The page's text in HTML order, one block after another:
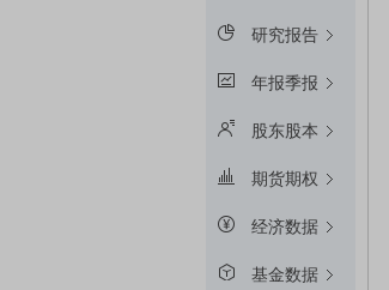
研究报告
年报季报
股东股本
期货期权
经济数据
基金数据